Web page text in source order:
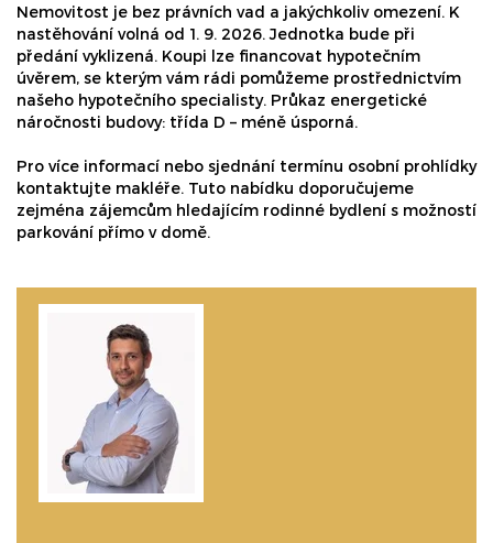
Nemovitost je bez právních vad a jakýchkoliv omezení. K
nastěhování volná od 1. 9. 2026. Jednotka bude při
předání vyklizená. Koupi lze financovat hypotečním
úvěrem, se kterým vám rádi pomůžeme prostřednictvím
našeho hypotečního specialisty. Průkaz energetické
náročnosti budovy: třída D – méně úsporná.
Pro více informací nebo sjednání termínu osobní prohlídky
kontaktujte makléře. Tuto nabídku doporučujeme
zejména zájemcům hledajícím rodinné bydlení s možností
parkování přímo v domě.